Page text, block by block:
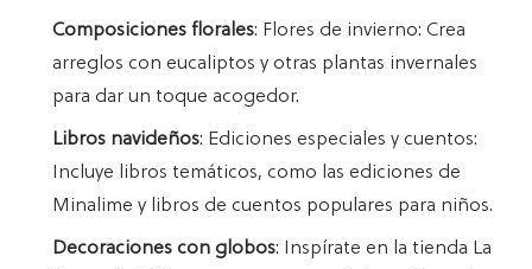
Composiciones florales: Flores de invierno: Crea
arreglos con eucaliptos y otras plantas invernales
para dar un toque acogedor.
Libros navideños: Ediciones especiales y cuentos:
Incluye libros temáticos, como las ediciones de
Minalime y libros de cuentos populares para niños.
Decoraciones con globos: Inspírate en la tienda La